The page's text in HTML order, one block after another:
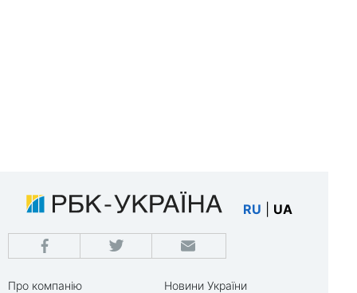
RU UA
Про компанію
Новини України